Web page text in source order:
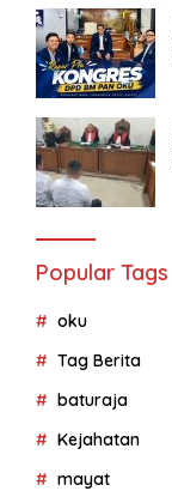
Popular Tags
oku
Tag Berita
baturaja
Kejahatan
mayat